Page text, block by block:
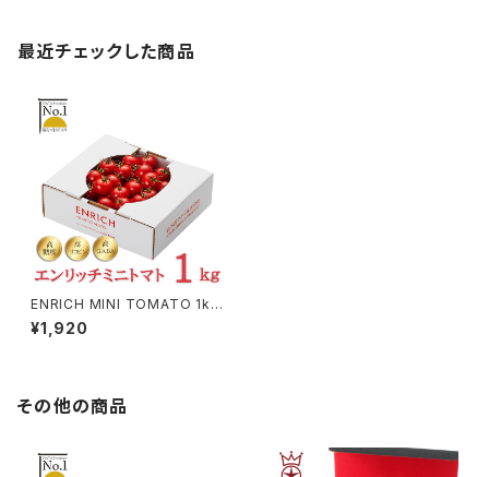
最近チェックした商品
ENRICH MINI TOMATO 1kg
（エンリッチミニトマト）
¥1,920
その他の商品